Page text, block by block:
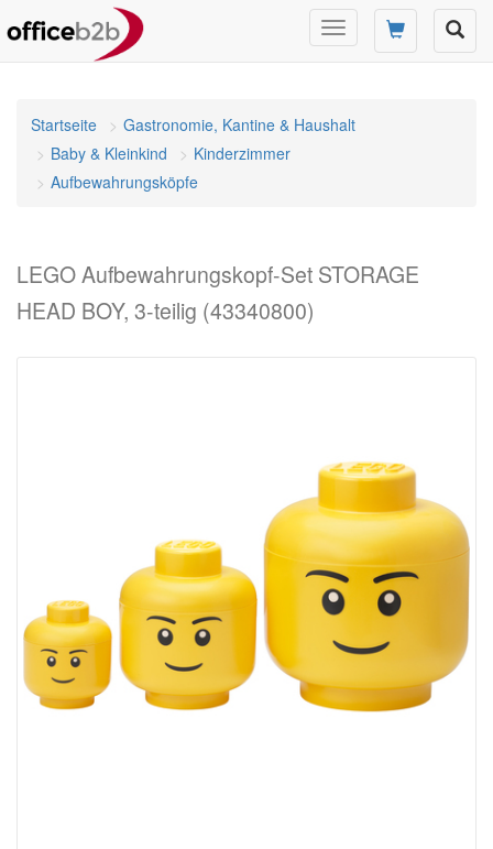
Navigation
umschalten
Startseite
Gastronomie, Kantine & Haushalt
Baby & Kleinkind
Kinderzimmer
Aufbewahrungsköpfe
LEGO Aufbewahrungskopf-Set STORAGE
HEAD BOY, 3-teilig (43340800)